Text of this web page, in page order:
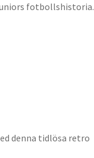
fotbollshistoria.
denna tidlösa retro